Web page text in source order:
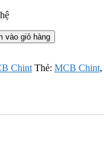
vào giỏ hàng
Chint Thẻ: MCB Chint,